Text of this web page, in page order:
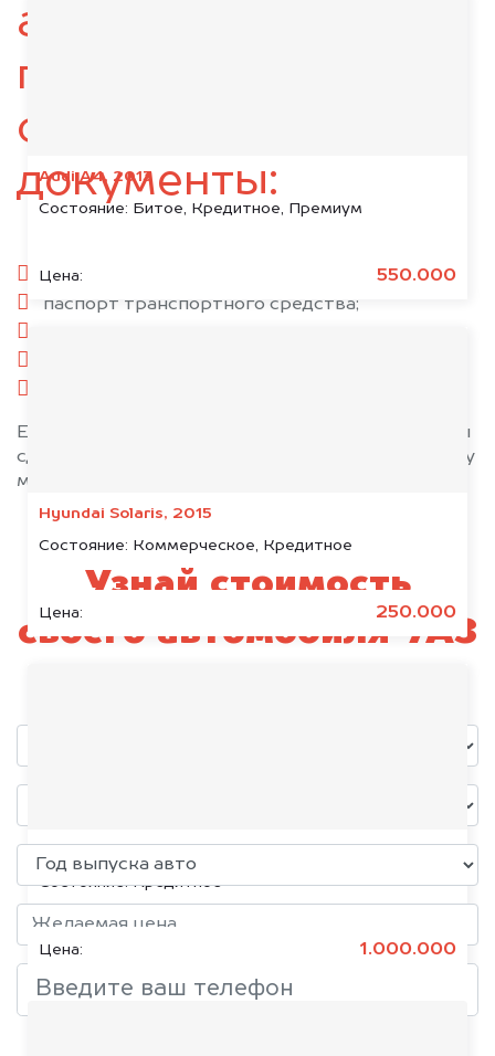
Audi A4, 2013
Состояние: Битое, Кредитное, Премиум
Цена: 550.000
Hyundai Solaris, 2015
Состояние: Коммерческое, Кредитное
Цена: 250.000
Состояние:Кредитное
Цена: 1.000.000
автомобиль,
подготовьте
следующие
документы:
паспорт гражданина РФ;
паспорт транспортного средства;
Если у вас нет всех документов, то наши юристы
сделают всё возможное, чтобы оформить сделку
максимально быстро!
Узнай стоимость
своего автомобиля УАЗ